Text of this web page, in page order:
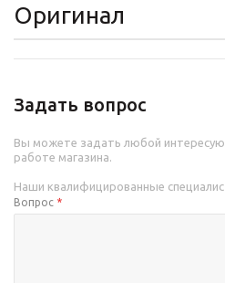
Оригинал
Задать вопрос
Вы можете задать любой
работе магазина.
Наши квалифицированные
Вопрос *